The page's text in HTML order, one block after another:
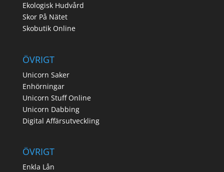
Ekologisk Hudvård
Skor På Nätet
Skobutik Online
ÖVRIGT
Unicorn Saker
Enhörningar
Unicorn Stuff Online
Unicorn Dabbing
Digital Affärsutveckling
ÖVRIGT
Enkla Lån